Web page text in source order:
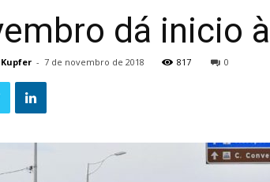
dá inicio
- 7 de novembro de 2018 817 0